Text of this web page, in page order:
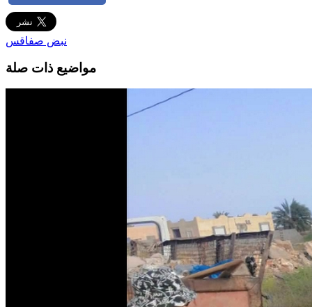
نبض صفاقس
مواضيع ذات صلة